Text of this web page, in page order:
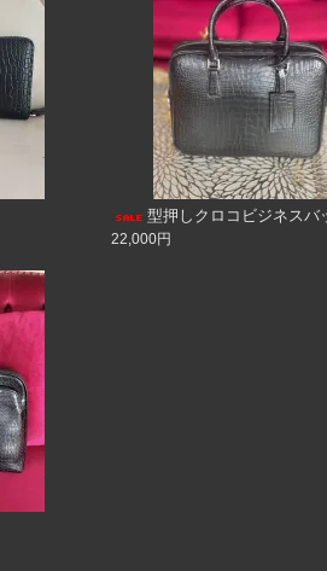
型押しクロコビジネスバ
22,000円